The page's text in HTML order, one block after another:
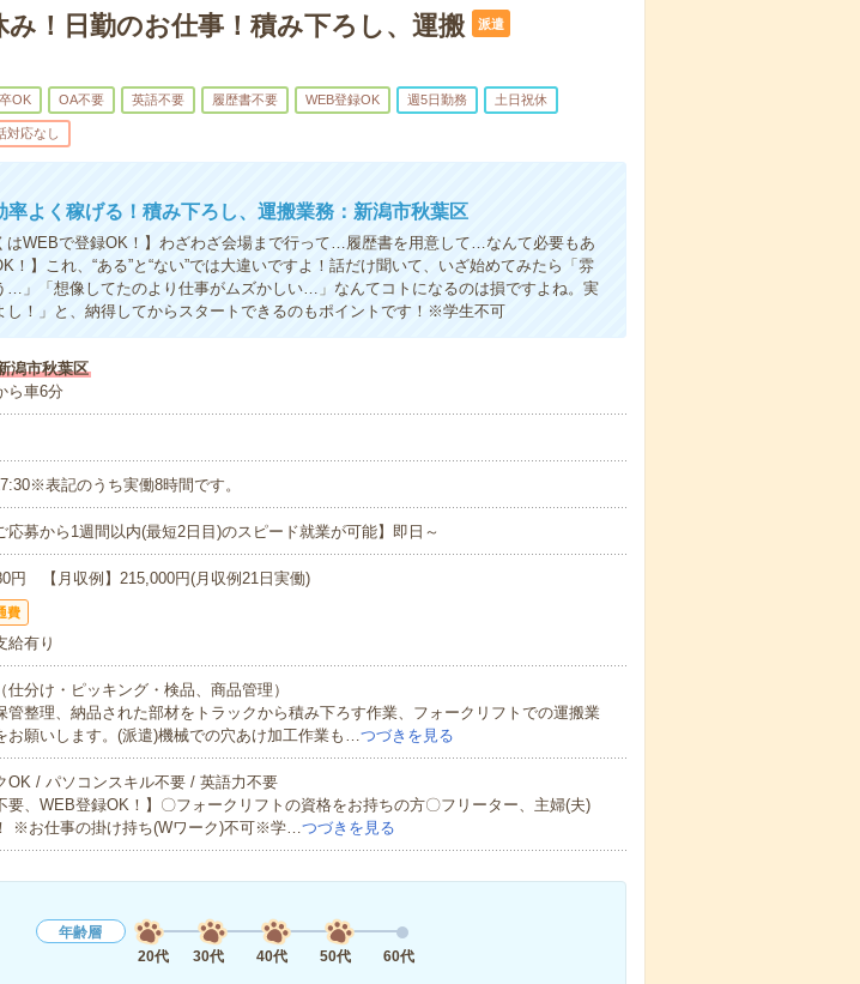
み！日勤のお仕事！積み下ろし、運搬 派遣
OK OA不要 英語不要 履歴書不要 WEB登録OK 週5日勤務 土日祝休
対応なし
率よく稼げる！積み下ろし、運搬業務：新潟市秋葉区
はWEBで登録OK！】わざわざ会場まで行って…履歴書を用意して…なんて必要もあ
！】これ、“ある”と“ない”では大違いですよ！話だけ聞いて、いざ始めてみたら「雰
…」「想像してたのより仕事がムズかしい…」なんてコトになるのは損ですよね。実
し！」と、納得してからスタートできるのもポイントです！※学生不可
潟市秋葉区
ら車6分
表記のうち実働8時間です。
応募から1週間以内(最短2日目)のスピード就業が可能】即日～
円 【月収例】215,000円(月収例21日実働)
費
給有り
仕分け・ピッキング・検品、商品管理）
管整理、納品された部材をトラックから積み下ろす作業、フォークリフトでの運搬業
お願いします。(派遣)機械での穴あけ加工作業も…つづきを見る
OK / パソコンスキル不要 / 英語力不要
要、WEB登録OK！】〇フォークリフトの資格をお持ちの方〇フリーター、主婦(夫)
※お仕事の掛け持ち(Wワーク)不可※学…つづきを見る
年齢層
20代
30代 40代 50代 60代